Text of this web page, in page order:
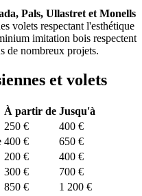
Pals, Ullastret et Monells
volets respectant l'esthétique
imitation bois respectent
de nombreux projets.
et volets
À partir de Jusqu'à
250 €
400 €
400 €
650 €
200 €
400 €
300 €
700 €
850 € 1 200 €